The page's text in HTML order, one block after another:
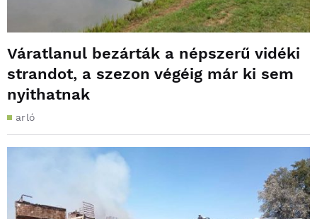
Váratlanul bezárták a népszerű vidéki
strandot, a szezon végéig már ki sem
nyithatnak
arló